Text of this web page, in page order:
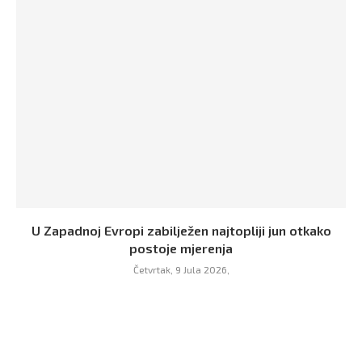
U Zapadnoj Evropi zabilježen najtopliji jun otkako
postoje mjerenja
Četvrtak, 9 Jula 2026,